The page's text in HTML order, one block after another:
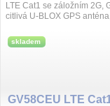
LTE Cat1 se záložním 2G,
citlivá U-BLOX GPS
skladem